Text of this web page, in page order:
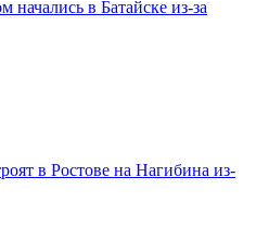
начались в Батайске из-за
в Ростове на Нагибина из-